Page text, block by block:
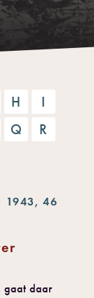
H
I
Q
R
1943, 46
gaat daar